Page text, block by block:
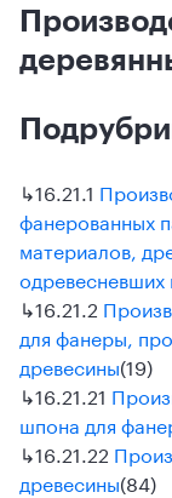
↳16.21.1
фанерованных
материалов,
одревесневших
↳16.21.2
для фанеры,
древесины(19)
↳16.21.21
шпона для
↳16.21.22
древесины(84)